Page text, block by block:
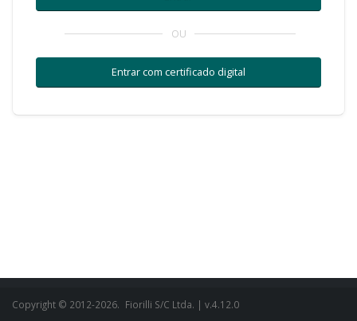
OU
Copyright © 2012-2026. Fiorilli S/C Ltda. | v.4.12.0